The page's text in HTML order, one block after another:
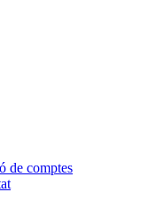
de comptes